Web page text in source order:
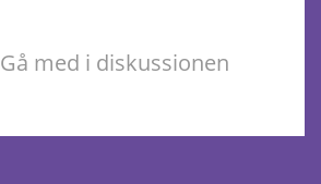
Gå med i diskussionen